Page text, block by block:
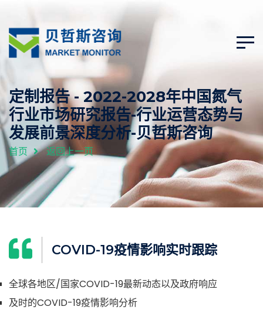
定制报告 - 2022-2028年中国氮气
行业市场研究报告-行业运营态势与
发展前景深度分析-贝哲斯咨询
首页 返回上一页
COVID-19疫情影响实时跟踪
全球各地区/国家COVID-19最新动态以及政府响应
及时的COVID-19疫情影响分析